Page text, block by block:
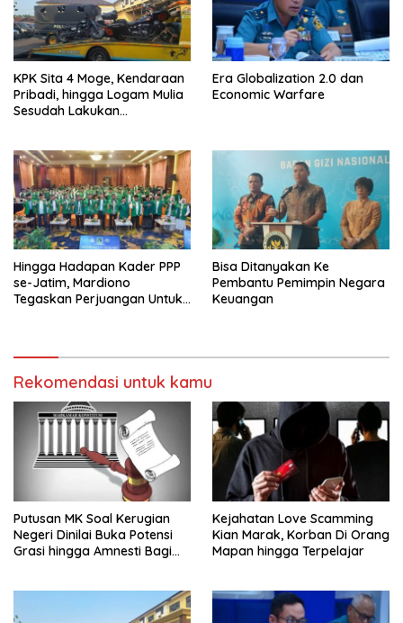
KPK Sita 4 Moge, Kendaraan
Pribadi, hingga Logam Mulia
Sesudah Lakukan
Tindak Kejahatan Bupati
Pemalang
Era Globalization 2.0 dan
Economic Warfare
Hingga Hadapan Kader PPP
se-Jatim, Mardiono
Tegaskan Perjuangan Untuk
Bisa Ditanyakan Ke
Pembantu Pemimpin Negara
Keuangan
Rekomendasi untuk kamu
Putusan MK Soal Kerugian
Negeri Dinilai Buka Potensi
Grasi hingga Amnesti Bagi
Kejahatan Love Scamming
Kian Marak, Korban Di Orang
Mapan hingga Terpelajar